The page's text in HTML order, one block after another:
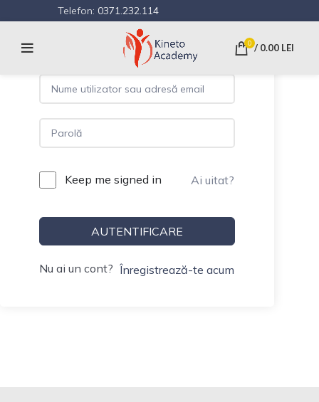
Telefon: 0371.232.114
0 / 0.00 LEI
Hi, Welcome back!
Keep me signed in Ai uitat?
AUTENTIFICARE
Nu ai un cont? Înregistrează-te acum